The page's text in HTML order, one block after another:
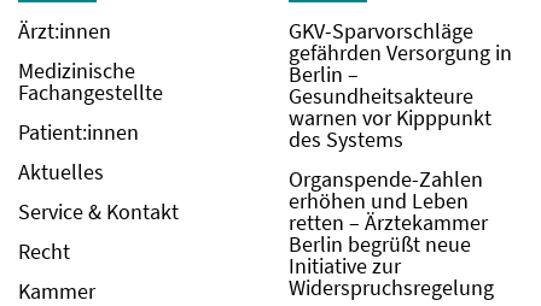
Ärzt:innen
Medizinische
Fachangestellte
Patient:innen
Aktuelles
Service & Kontakt
Recht
Kammer
GKV-Sparvorschläge
gefährden Versorgung in
Berlin –
Gesundheitsakteure
warnen vor Kipppunkt
des Systems
Organspende-Zahlen
erhöhen und Leben
retten – Ärztekammer
Berlin begrüßt neue
Initiative zur
Widerspruchsregelung